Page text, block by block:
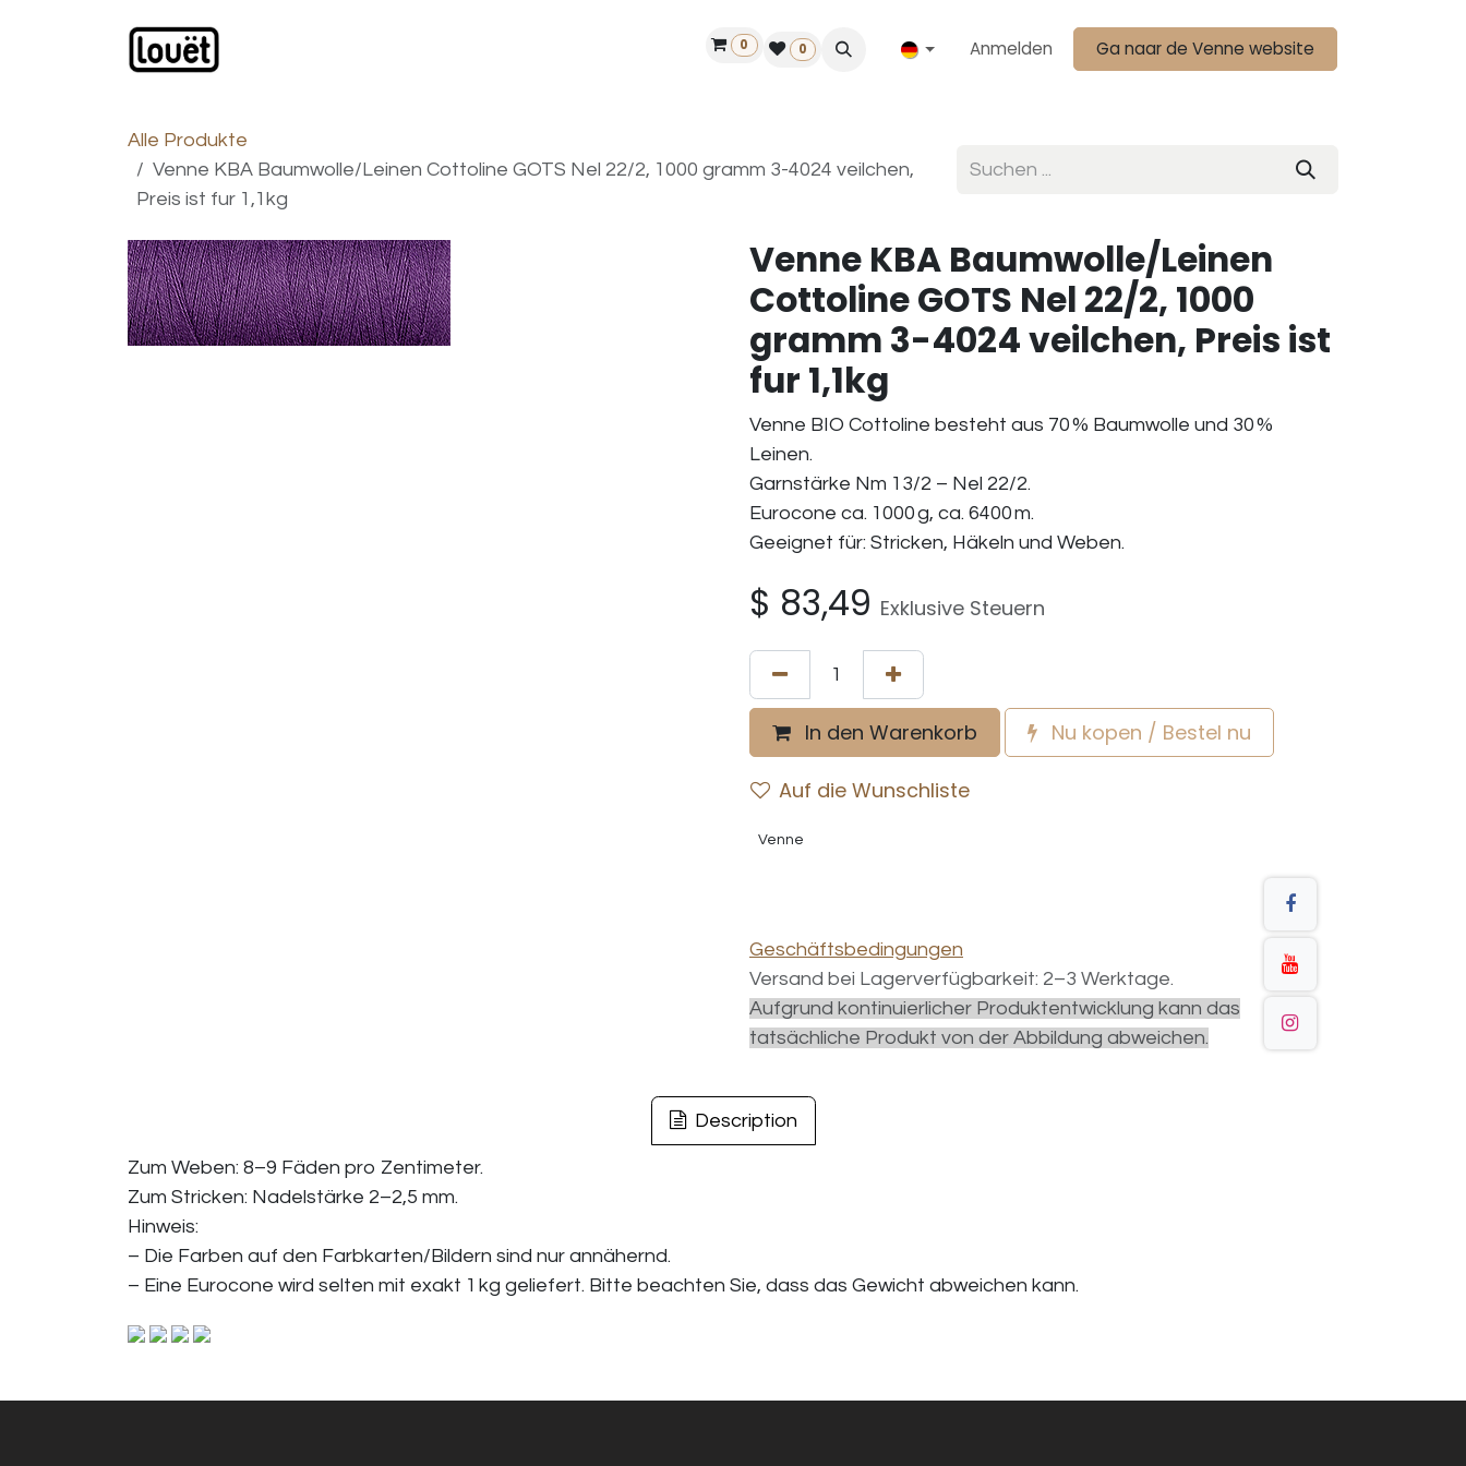
Finde einen Händler
0 0 Anmelden Ga naar de Venne website
Alle Produkte
Venne KBA Baumwolle/Leinen Cottoline GOTS Nel 22/2, 1000 gramm 3-4024 veilchen,
Preis ist fur 1,1kg
Venne KBA Baumwolle/Leinen
Cottoline GOTS Nel 22/2, 1000
gramm 3-4024 veilchen, Preis ist
fur 1,1kg
Venne BIO Cottoline besteht aus 70 % Baumwolle und 30 %
Leinen.
Garnstärke Nm 13/2 – Nel 22/2.
Eurocone ca. 1000 g, ca. 6400 m.
Geeignet für: Stricken, Häkeln und Weben.
$ 83,49 Exklusive Steuern
In den Warenkorb Nu kopen / Bestel nu
Auf die Wunschliste
Venne
Geschäftsbedingungen
Versand bei Lagerverfügbarkeit: 2–3 Werktage.
Aufgrund kontinuierlicher Produktentwicklung kann das
tatsächliche Produkt von der Abbildung abweichen.
Description
Zum Weben: 8–9 Fäden pro Zentimeter.
Zum Stricken: Nadelstärke 2–2,5 mm.
Hinweis:
– Die Farben auf den Farbkarten/Bildern sind nur annähernd.
– Eine Eurocone wird selten mit exakt 1 kg geliefert. Bitte beachten Sie, dass das Gewicht abweichen kann.